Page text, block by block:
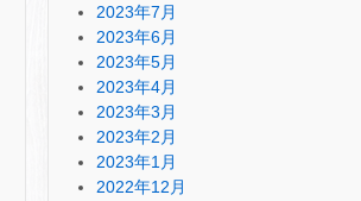
2023年7月
2023年6月
2023年5月
2023年4月
2023年3月
2023年2月
2023年1月
2022年12月